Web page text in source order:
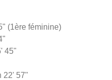
(1ère féminine)
45"
22' 57"